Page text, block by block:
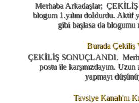
Merhaba Arkadaşlar;
blogum 1.yılını doldurdu. Aktif
gibi başlasa da blogumu
Burada Çekiliş
ÇEKİLİŞ SONUÇLANDI.
postu ile karşınızdayım.
yapmayı
Tavsiye Kanalı'nı